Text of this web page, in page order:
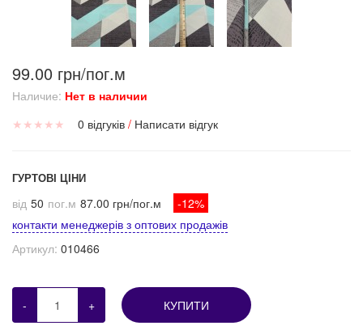
99.00 грн/пог.м
Наличие: Нет в наличии
★ ★ ★ ★ ★ 0 відгуків / Написати відгук
ГУРТОВІ ЦІНИ
від 50 пог.м 87.00 грн/пог.м
-12%
контакти менеджерів з оптових продажів
Артикул: 010466
- + КУПИТИ